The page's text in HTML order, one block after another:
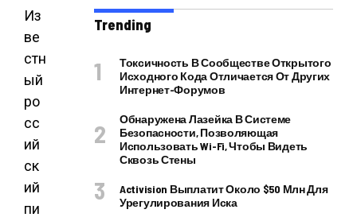
Из
ве
стн
ый
ро
сс
ий
ск
ий
пи
Trending
Токсичность В Сообществе Открытого
Исходного Кода Отличается От Других
Интернет-Форумов
Обнаружена Лазейка В Системе
Безопасности, Позволяющая
Использовать Wi-Fi, Чтобы Видеть
Сквозь Стены
Activision Выплатит Около $50 Млн Для
Урегулирования Иска